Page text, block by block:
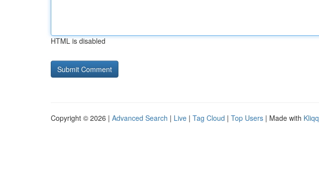
HTML is disabled
Copyright © 2026 | Advanced Search | Live | Tag Cloud | Top Users | Made with